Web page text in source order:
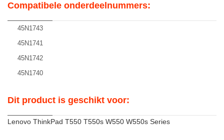
Compatibele onderdeelnummers:
45N1743
45N1741
45N1742
45N1740
Dit product is geschikt voor:
Lenovo ThinkPad T550 T550s W550 W550s Series